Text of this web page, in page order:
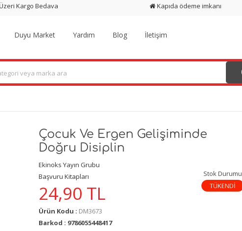
Kargo Bedava Kapıda ödeme imkanı
Duyu Market Yardım Blog İletişim
Çocuk Ve Ergen Gelişiminde
Doğru Disiplin
Ekinoks Yayın Grubu
Başvuru Kitapları
Stok Durumu
TÜKENDİ
24,90 TL
Ürün Kodu : DM3673
Barkod : 9786055448417